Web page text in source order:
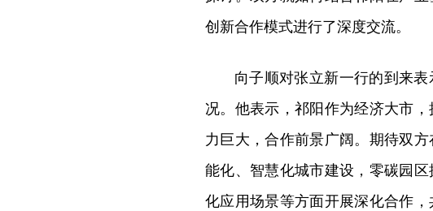
创新合作模式进行了深度交流。
向子顺对张立新一行的到来
况。他表示，祁阳作为经济大市
力巨大，合作前景广阔。期待双
能化、智慧化城市建设，零碳园
化应用场景等方面开展深化合作